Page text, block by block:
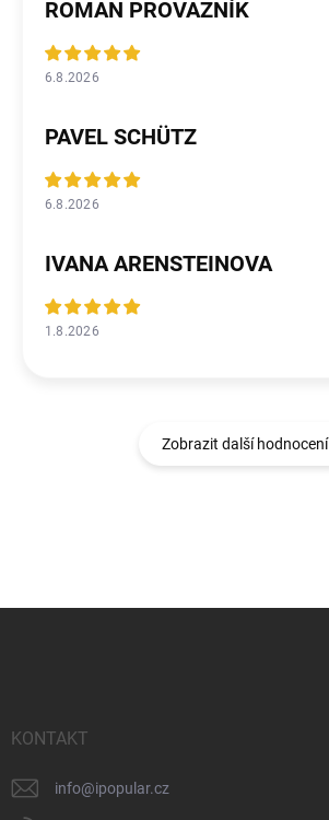
ROMAN PROVAZNÍK
6.8.2026
PAVEL SCHÜTZ
6.8.2026
IVANA ARENSTEINOVA
1.8.2026
Zobrazit další hodnocení
KONTAKT
info@ipopular.cz